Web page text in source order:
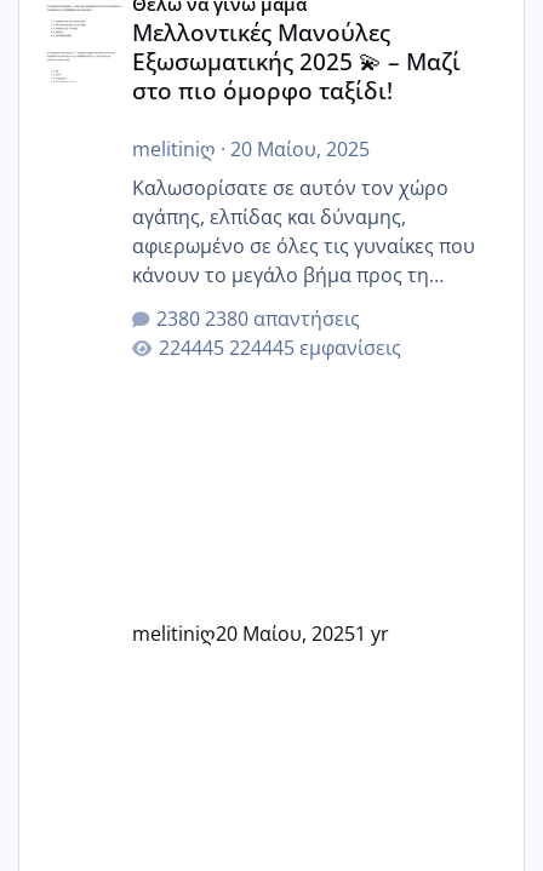
Μελλοντικές Μανούλες
Εξωσωματικής 2025 💫 – Μαζί
στο πιο όμορφο ταξίδι!
melitiniღ · 20 Μαίου, 2025
Καλωσορίσατε σε αυτόν τον χώρο
αγάπης, ελπίδας και δύναμης,
αφιερωμένο σε όλες τις γυναίκες που
κάνουν το μεγάλο βήμα προς τη
μητρότητα μέσω εξωσωματικής το 2025.
Εδώ θα μοιραστούμε αγωνίες, χαρές,
εμπειρίες και κάθε μικρή ή μεγάλη
2380 απαντήσεις
224445 εμφανίσεις
melitiniღ20 Μαίου, 20251 yr